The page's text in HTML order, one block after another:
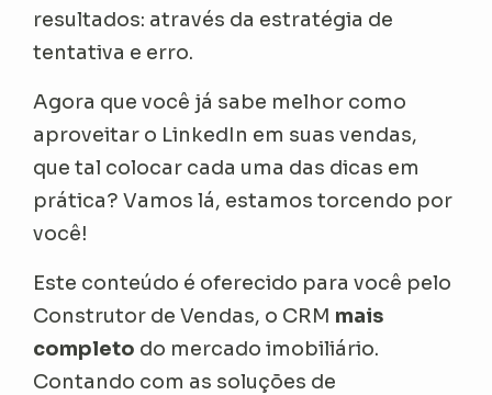
resultados: através da estratégia de
tentativa e erro.
Agora que você já sabe melhor como
aproveitar o LinkedIn em suas vendas,
que tal colocar cada uma das dicas em
prática? Vamos lá, estamos torcendo por
você!
Este conteúdo é oferecido para você pelo
Construtor de Vendas, o CRM mais
completo do mercado imobiliário.
Contando com as soluções de